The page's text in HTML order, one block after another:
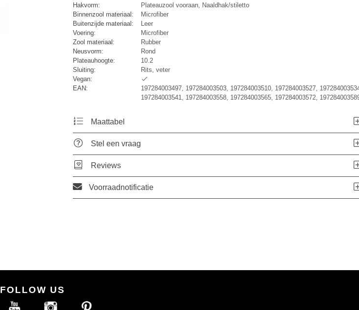
Hakvorm:
Plateauzool vooraan, Naaldhak/stiletto
Binnenzool materiaal:
Microfiber
Buitenzijde materiaal:
Leer
Voering:
Microfiber
Zool materiaal:
Rubber
Neusvorm:
Rond
Plateauhoogte:
10.2
Sluiting:
Rits, veter
Vegan:
EAN:
197284003497, 197284003503, 197284003510, 197284003527,
197284003541, 197284003558, 197284003565, 197284003572,
Maattabel
Stel een vraag
Reviews
Voorraadnotificatie
FOLLOW US